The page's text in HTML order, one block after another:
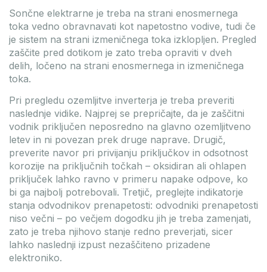
Sončne elektrarne je treba na strani enosmernega
toka vedno obravnavati kot napetostno vodive, tudi če
je sistem na strani izmeničnega toka izklopljen. Pregled
zaščite pred dotikom je zato treba opraviti v dveh
delih, ločeno na strani enosmernega in izmeničnega
toka.
Pri pregledu ozemljitve inverterja je treba preveriti
naslednje vidike. Najprej se prepričajte, da je zaščitni
vodnik priključen neposredno na glavno ozemljitveno
letev in ni povezan prek druge naprave. Drugič,
preverite navor pri privijanju priključkov in odsotnost
korozije na priključnih točkah – oksidiran ali ohlapen
priključek lahko ravno v primeru napake odpove, ko
bi ga najbolj potrebovali. Tretjič, preglejte indikatorje
stanja odvodnikov prenapetosti: odvodniki prenapetosti
niso večni – po večjem dogodku jih je treba zamenjati,
zato je treba njihovo stanje redno preverjati, sicer
lahko naslednji izpust nezaščiteno prizadene
elektroniko.